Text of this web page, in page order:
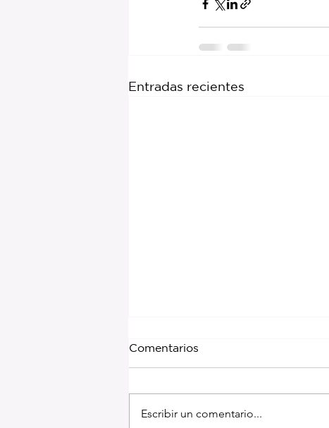
Entradas recientes
Comentarios
Escribir un comentario...